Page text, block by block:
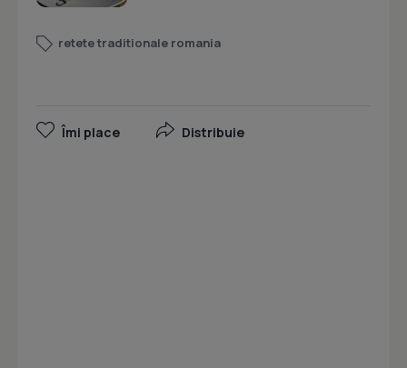
retete traditionale romania
Îmi place Distribuie